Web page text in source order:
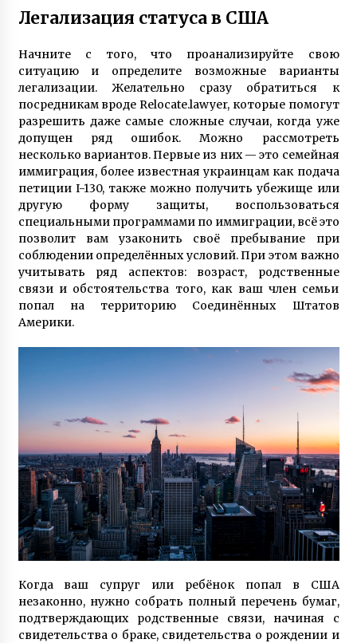
3 года ago
Четверня у супругов с Прикарпатья — врачи
советовали удалить три эмбриона из
четырех, прижившихся после ЭКО
6 лет ago
Пенсионер поступил в университет и там
встретил свою любовь
Девушка-рентген Виктория Чабаненко из
Запорожья стала медиком-диагностом
6 лет ago
Легализация статуса в США
Начните с того, что проанализируйте свою
ситуацию и определите возможные варианты
легализации. Желательно сразу обратиться к
посредникам вроде Relocate.lawyer, которые помогут
разрешить даже самые сложные случаи, когда уже
допущен ряд ошибок. Можно рассмотреть
несколько вариантов. Первые из них — это семейная
иммиграция, более известная украинцам как подача
петиции I-130, также можно получить убежище или
другую форму защиты, воспользоваться
специальными программами по иммиграции, всё это
позволит вам узаконить своё пребывание при
соблюдении определённых условий. При этом важно
учитывать ряд аспектов: возраст, родственные
связи и обстоятельства того, как ваш член семьи
попал на территорию Соединённых Штатов
Америки.
Когда ваш супруг или ребёнок попал в США
незаконно, нужно собрать полный перечень бумаг,
подтверждающих родственные связи, начиная с
свидетельства о браке, свидетельства о рождении и